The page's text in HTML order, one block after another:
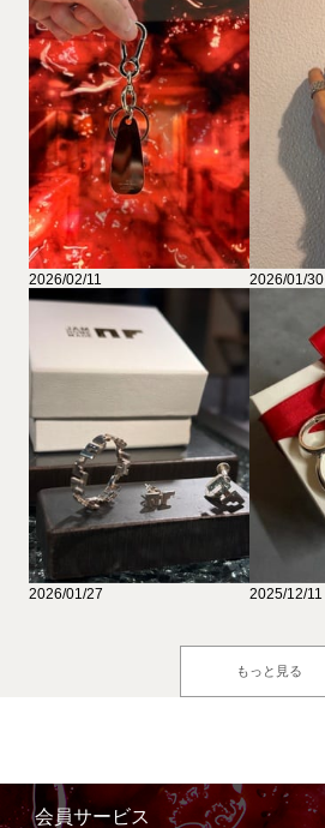
2026/02/11 2026/01/30
2026/01/27 2025/12/11
もっと見る
会員サービス